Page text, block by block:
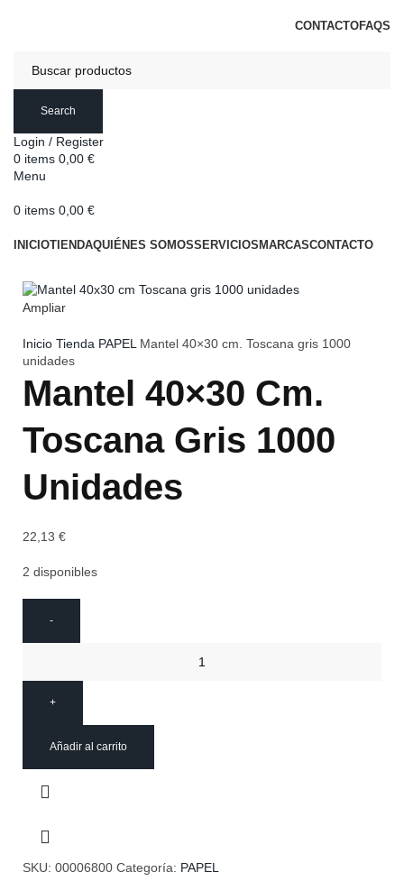
CONTACTOFAQS
Search
Login / Register
0 items 0,00 €
Menu
0 items 0,00 €
INICIOTIENDAQUIÉNES SOMOSSERVICIOS MARCASCONTACTO
Ampliar
Inicio Tienda PAPEL Mantel 40×30 cm. Toscana gris 1000
unidades
Mantel 40×30 Cm.
Toscana Gris 1000
Unidades
22,13 €
2 disponibles
Añadir al carrito
SKU: 00006800 Categoría: PAPEL